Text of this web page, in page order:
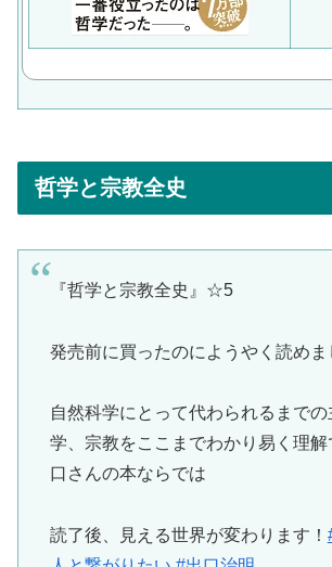
哲学と宗教全史
『哲学と宗教全史』☆5
発売前に買ったのにようやく読めま
自然科学にとって代わられるまで
学、宗教をここまでわかり易く理解
口さんの本ならでは
読了後、見える世界が変わります！